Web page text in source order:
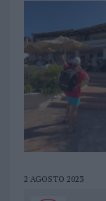
2 AGOSTO 2023